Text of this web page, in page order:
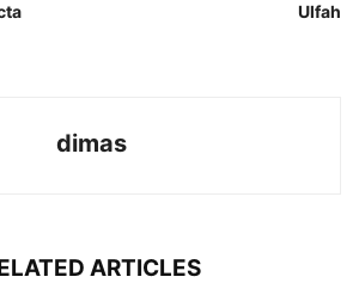
Ulfah
dimas
ARTICLES